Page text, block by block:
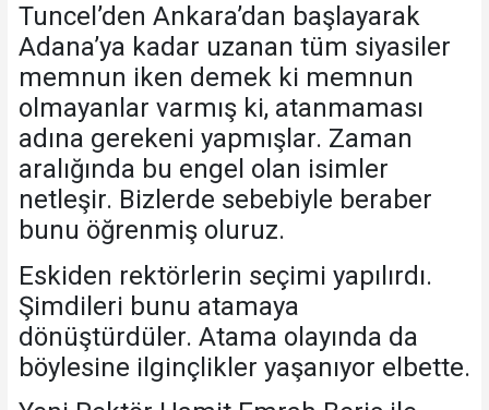
Tuncel’den Ankara’dan başlayarak
Adana’ya kadar uzanan tüm siyasiler
memnun iken demek ki memnun
olmayanlar varmış ki, atanmaması
adına gerekeni yapmışlar. Zaman
aralığında bu engel olan isimler
netleşir. Bizlerde sebebiyle beraber
bunu öğrenmiş oluruz.
Eskiden rektörlerin seçimi yapılırdı.
Şimdileri bunu atamaya
dönüştürdüler. Atama olayında da
böylesine ilginçlikler yaşanıyor elbette.